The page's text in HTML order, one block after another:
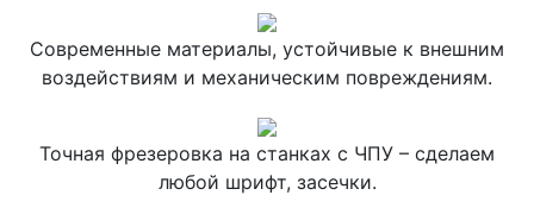
Современные материалы, устойчивые к внешним
воздействиям и механическим повреждениям.
Точная фрезеровка на станках с ЧПУ – сделаем
любой шрифт, засечки.